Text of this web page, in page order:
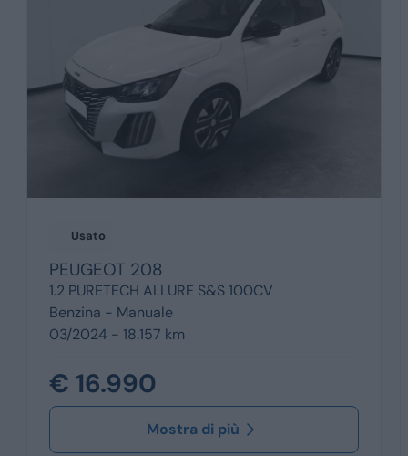
Usato
PEUGEOT 208
1.2 PURETECH ALLURE S&S 100CV
Benzina - Manuale
03/2024 - 18.157 km
€ 16.990
Mostra di più